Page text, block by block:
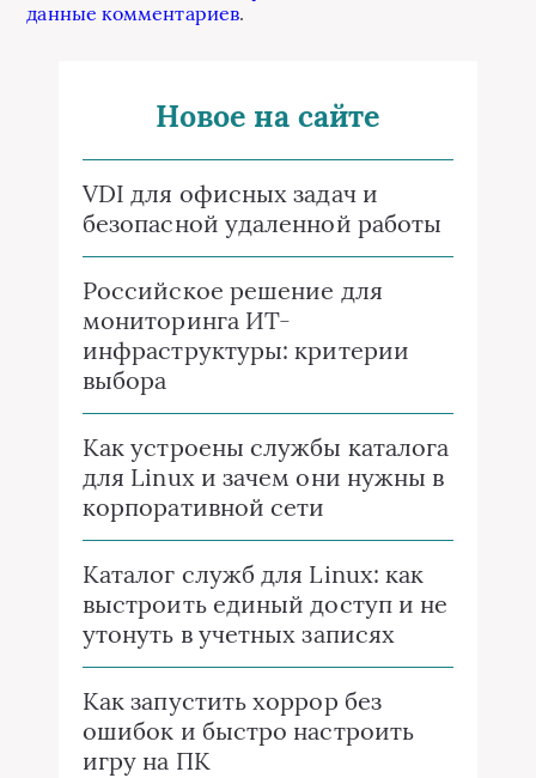
данные комментариев.
Новое на сайте
VDI для офисных задач и
безопасной удаленной работы
Российское решение для
мониторинга ИТ-
инфраструктуры: критерии
выбора
Как устроены службы каталога
для Linux и зачем они нужны в
корпоративной сети
Каталог служб для Linux: как
выстроить единый доступ и не
утонуть в учетных записях
Как запустить хоррор без
ошибок и быстро настроить
игру на ПК